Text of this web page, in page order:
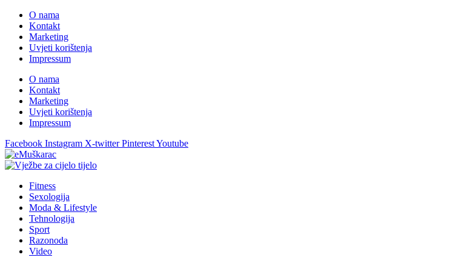
O nama
Kontakt
Marketing
Uvjeti korištenja
Impressum
O nama
Kontakt
Marketing
Uvjeti korištenja
Impressum
Facebook Instagram X-twitter PinterestYoutube
Fitness
Sexologija
Moda & Lifestyle
Tehnologija
Sport
Razonoda
Video